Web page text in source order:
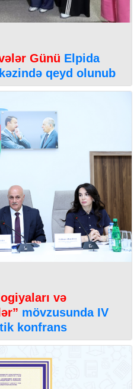
Günü Elpida
qeyd olunub
və
mövzusunda IV
konfrans